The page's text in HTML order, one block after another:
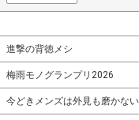
進撃の背徳メシ
梅雨モノグランプリ2026
今どきメンズは外見も磨かない